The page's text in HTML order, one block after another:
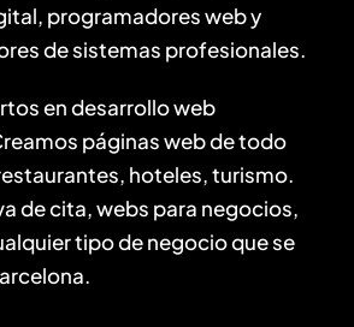
programadores web y
de sistemas profesionales.
en desarrollo web
páginas web de todo
hoteles, turismo.
de cita, webs para negocios,
tipo de negocio que se